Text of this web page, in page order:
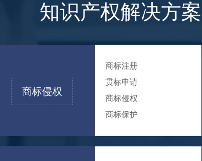
知识产权解决方案
商标侵权
商标注册
贯标申请
商标侵权
商标保护